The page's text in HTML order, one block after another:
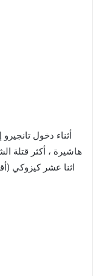
أثناء دخول
هاشيرة ، أكثر قتلة
اثنا عشر كيزوكي